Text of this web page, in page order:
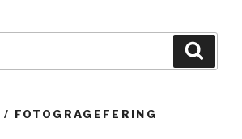
FOTOGRAGEFERING